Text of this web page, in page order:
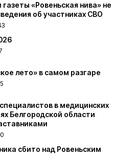
«Ровеньская нива» не
об участниках СВО
лето» в самом разгаре
в медицинских
Белгородской области
сбито над Ровеньским